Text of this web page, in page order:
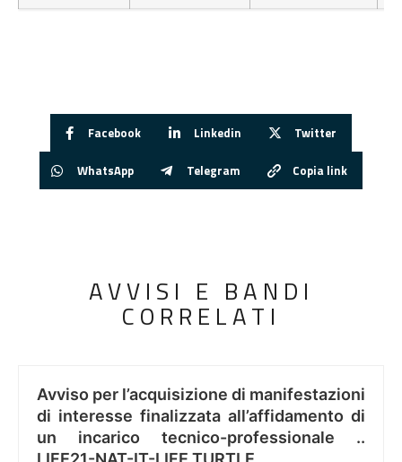
Facebook Linkedin Twitter
WhatsApp Telegram Copia link
AVVISI E BANDI
CORRELATI
Avviso per l’acquisizione di manifestazioni
di interesse finalizzata all’affidamento di
un incarico tecnico-professionale ..